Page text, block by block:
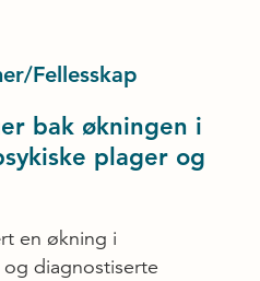
Fellesskap
bak økningen i
plager og
en økning i
diagnostiserte